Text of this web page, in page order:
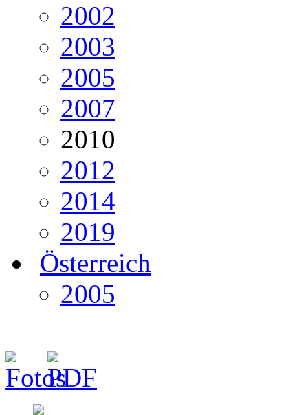
2002
2003
2005
2007
2010
2012
2014
2019
Österreich
2005